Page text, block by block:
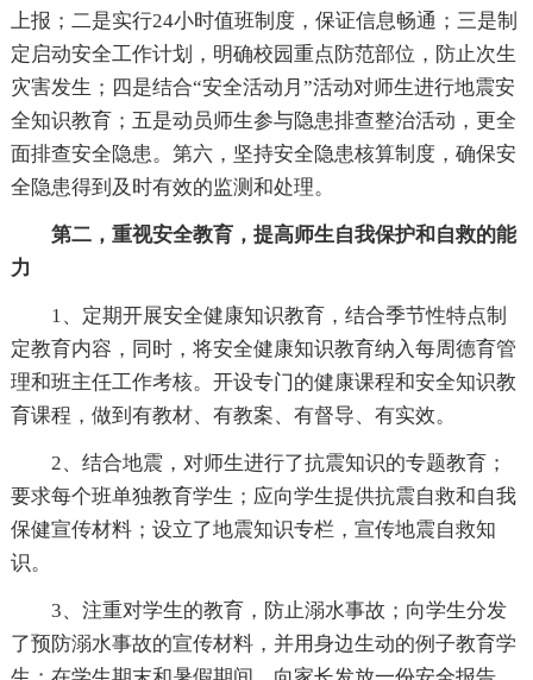
上报；二是实行24小时值班制度，保证信息畅通；三是制
定启动安全工作计划，明确校园重点防范部位，防止次生
灾害发生；四是结合“安全活动月”活动对师生进行地震安
全知识教育；五是动员师生参与隐患排查整治活动，更全
面排查安全隐患。第六，坚持安全隐患核算制度，确保安
全隐患得到及时有效的监测和处理。
第二，重视安全教育，提高师生自我保护和自救的能
力
1、定期开展安全健康知识教育，结合季节性特点制
定教育内容，同时，将安全健康知识教育纳入每周德育管
理和班主任工作考核。开设专门的健康课程和安全知识教
育课程，做到有教材、有教案、有督导、有实效。
2、结合地震，对师生进行了抗震知识的专题教育；
要求每个班单独教育学生；应向学生提供抗震自救和自我
保健宣传材料；设立了地震知识专栏，宣传地震自救知
识。
3、注重对学生的教育，防止溺水事故；向学生分发
了预防溺水事故的宣传材料，并用身边生动的例子教育学